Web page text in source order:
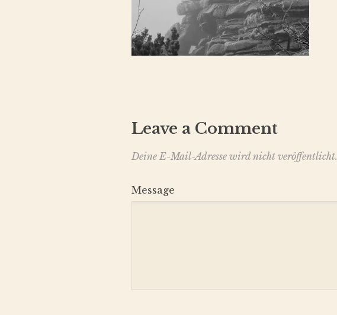
Leave a Comment
Deine E-Mail-Adresse wird nicht veröffentlicht.
Message